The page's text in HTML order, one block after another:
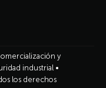
y
industrial •
los derechos